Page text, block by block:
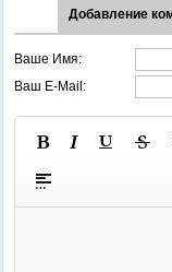
Добавление
Ваше Имя:
Ваш E-Mail: